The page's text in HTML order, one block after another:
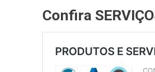
Confira